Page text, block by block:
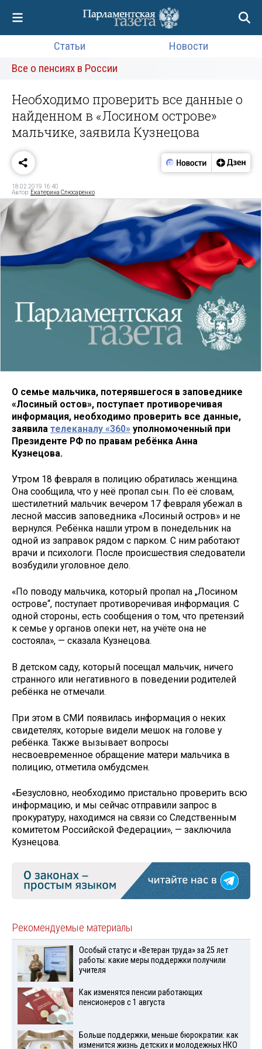
Статьи
Новости
Все о пенсиях в России
Необходимо проверить все данные о
найденном в «Лосином острове»
мальчике, заявила Кузнецова
18.02.2019 16:40
Автор: Екатерина Слюсаренко
О семье мальчика, потерявшегося в заповеднике
«Лосиный остов», поступает противоречивая
информация, необходимо проверить все данные,
заявила телеканалу «360» уполномоченный при
Президенте РФ по правам ребёнка Анна
Кузнецова.
Утром 18 февраля в полицию обратилась женщина.
Она сообщила, что у неё пропал сын. По её словам,
шестилетний мальчик вечером 17 февраля убежал в
лесной массив заповедника «Лосиный остров» и не
вернулся. Ребёнка нашли утром в понедельник на
одной из заправок рядом с парком. С ним работают
врачи и психологи. После происшествия следователи
возбудили уголовное дело.
«По поводу мальчика, который пропал на „Лосином
острове“, поступает противоречивая информация. С
одной стороны, есть сообщения о том, что претензий
к семье у органов опеки нет, на учёте она не
состояла», — сказала Кузнецова.
В детском саду, который посещал мальчик, ничего
странного или негативного в поведении родителей
ребёнка не отмечали.
При этом в СМИ появилась информация о неких
свидетелях, которые видели мешок на голове у
ребёнка. Также вызывает вопросы
несвоевременное обращение матери мальчика в
полицию, отметила омбудсмен.
«Безусловно, необходимо пристально проверить всю
информацию, и мы сейчас отправили запрос в
прокуратуру, находимся на связи со Следственным
комитетом Российской Федерации», — заключила
Кузнецова.
Рекомендуемые материалы
Особый статус и «Ветеран труда» за 25 лет
работы: какие меры поддержки получили
учителя
Как изменятся пенсии работающих
пенсионеров с 1 августа
Больше поддержки, меньше бюрократии: как
изменится жизнь детских и молодежных НКО